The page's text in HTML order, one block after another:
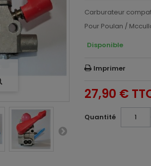
Carburateur
Pour Poulan /
Disponible
Imprimer
27,90 €
Quantité